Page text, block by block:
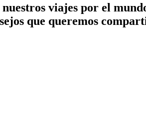
viajes por el
que queremos